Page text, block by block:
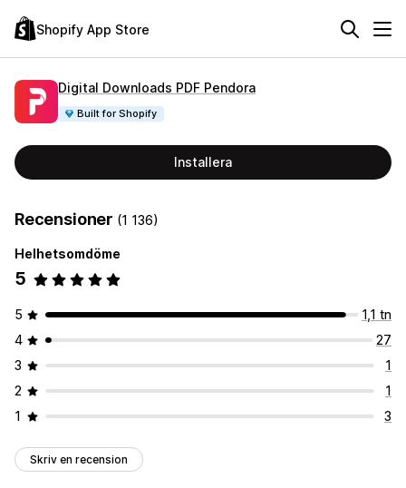
Shopify App Store
Digital Downloads PDF Pendora
Built for Shopify
Installera
Recensioner (1 136)
Helhetsomdöme
5
5
1,1 tn
4
27
3
1
2
1
1
3
Skriv en recension